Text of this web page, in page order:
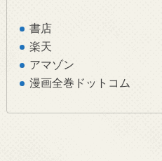
書店
楽天
アマゾン
漫画全巻ドットコム